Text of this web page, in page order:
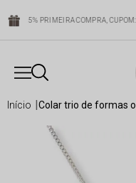
5% PRIMEIRA COMPRA,
início colar trio de formas